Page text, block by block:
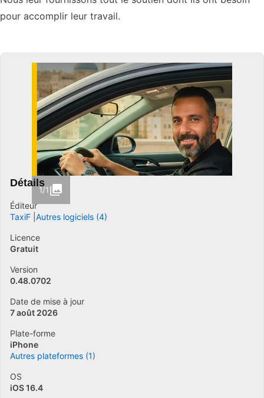
pour accomplir leur travail.
1/1
Détails
Éditeur
TaxiF Autres logiciels (4)
Licence
Gratuit
Version
0.48.0702
Date de mise à jour
7 août 2026
Plate-forme
iPhone
Autres plateformes (1)
OS
iOS 16.4